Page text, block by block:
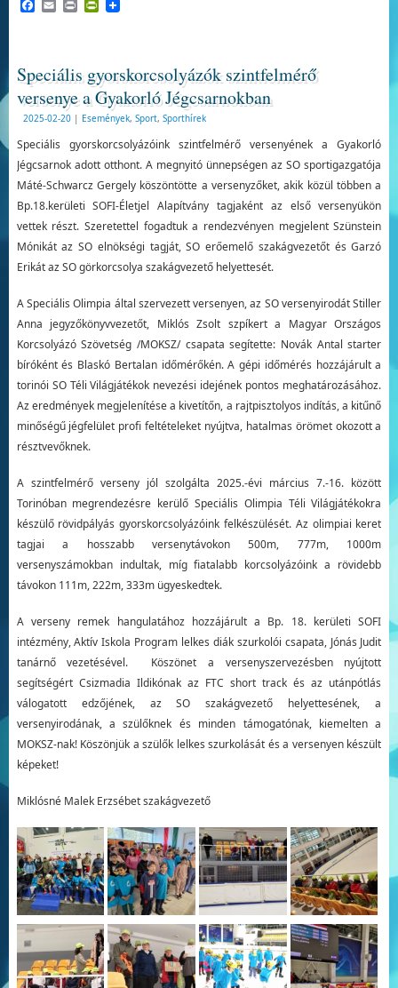
Facebook
EmailPrintPrintFriendly
Speciális gyorskorcsolyázók szintfelmérő
versenye a Gyakorló Jégcsarnokban
2025-02-20 | Események, Sport, Sporthírek
Speciális gyorskorcsolyázóink szintfelmérő versenyének a Gyakorló
Jégcsarnok adott otthont. A megnyitó ünnepségen az SO sportigazgatója
Máté-Schwarcz Gergely köszöntötte a versenyzőket, akik közül többen a
Bp.18.kerületi SOFI-Életjel Alapítvány tagjaként az első versenyükön
vettek részt. Szeretettel fogadtuk a rendezvényen megjelent Szünstein
Mónikát az SO elnökségi tagját, SO erőemelő szakágvezetőt és Garzó
Erikát az SO görkorcsolya szakágvezető helyettesét.
A Speciális Olimpia által szervezett versenyen, az SO versenyirodát Stiller
Anna jegyzőkönyvvezetőt, Miklós Zsolt szpíkert a Magyar Országos
Korcsolyázó Szövetség /MOKSZ/ csapata segítette: Novák Antal starter
bíróként és Blaskó Bertalan időmérőkén. A gépi időmérés hozzájárult a
torinói SO Téli Világjátékok nevezési idejének pontos meghatározásához.
Az eredmények megjelenítése a kivetítőn, a rajtpisztolyos indítás, a kitűnő
minőségű jégfelület profi feltételeket nyújtva, hatalmas örömet okozott a
résztvevőknek.
A szintfelmérő verseny jól szolgálta 2025.-évi március 7.-16. között
Torinóban megrendezésre kerülő Speciális Olimpia Téli Világjátékokra
készülő rövidpályás gyorskorcsolyázóink felkészülését. Az olimpiai keret
tagjai a hosszabb versenytávokon 500m, 777m, 1000m
versenyszámokban indultak, míg fiatalabb korcsolyázóink a rövidebb
távokon 111m, 222m, 333m ügyeskedtek.
A verseny remek hangulatához hozzájárult a Bp. 18. kerületi SOFI
intézmény, Aktív Iskola Program lelkes diák szurkolói csapata, Jónás Judit
tanárnő vezetésével. Köszönet a versenyszervezésben nyújtott
segítségért Csizmadia Ildikónak az FTC short track és az utánpótlás
válogatott edzőjének, az SO szakágvezető helyettesének, a
versenyirodának, a szülőknek és minden támogatónak, kiemelten a
MOKSZ-nak! Köszönjük a szülők lelkes szurkolását és a versenyen készült
képeket!
Miklósné Malek Erzsébet szakágvezető